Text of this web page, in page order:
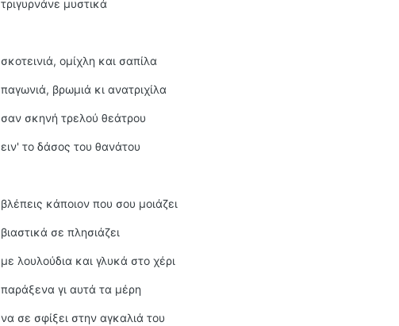
τριγυρνάνε μυστικά
σκοτεινιά, ομίχλη και σαπίλα
παγωνιά, βρωμιά κι ανατριχίλα
σαν σκηνή τρελού θεάτρου
ειν' το δάσος του θανάτου
βλέπεις κάποιον που σου μοιάζει
βιαστικά σε πλησιάζει
με λουλούδια και γλυκά στο χέρι
παράξενα γι αυτά τα μέρη
να σε σφίξει στην αγκαλιά του